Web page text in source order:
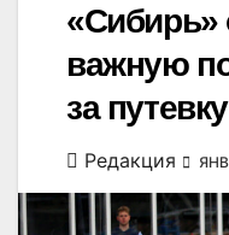
«Сибирь»
важную
за
Редакция